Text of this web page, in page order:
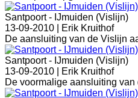
Santpoort - IJmuiden (Vislijn)
13-09-2010 |
Erik Kruithof
De aansluiting van de Vislijn
Santpoort - IJmuiden (Vislijn)
13-09-2010 |
Erik Kruithof
De voormalige aansluiting